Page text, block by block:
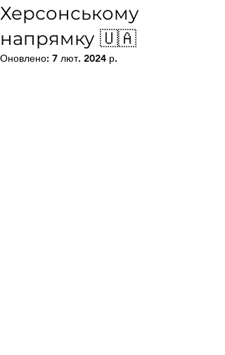
Херсонському
напрямку 🇺🇦
Оновлено: 7 лют. 2024 р.